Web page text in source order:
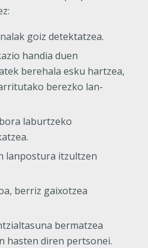
goiz detektatzea.
handia duen
berehala esku hartzea,
berezko lan-
laburtzeko
lanpostura itzultzen
berriz gaixotzea
bermatzea
hasten diren pertsonei.